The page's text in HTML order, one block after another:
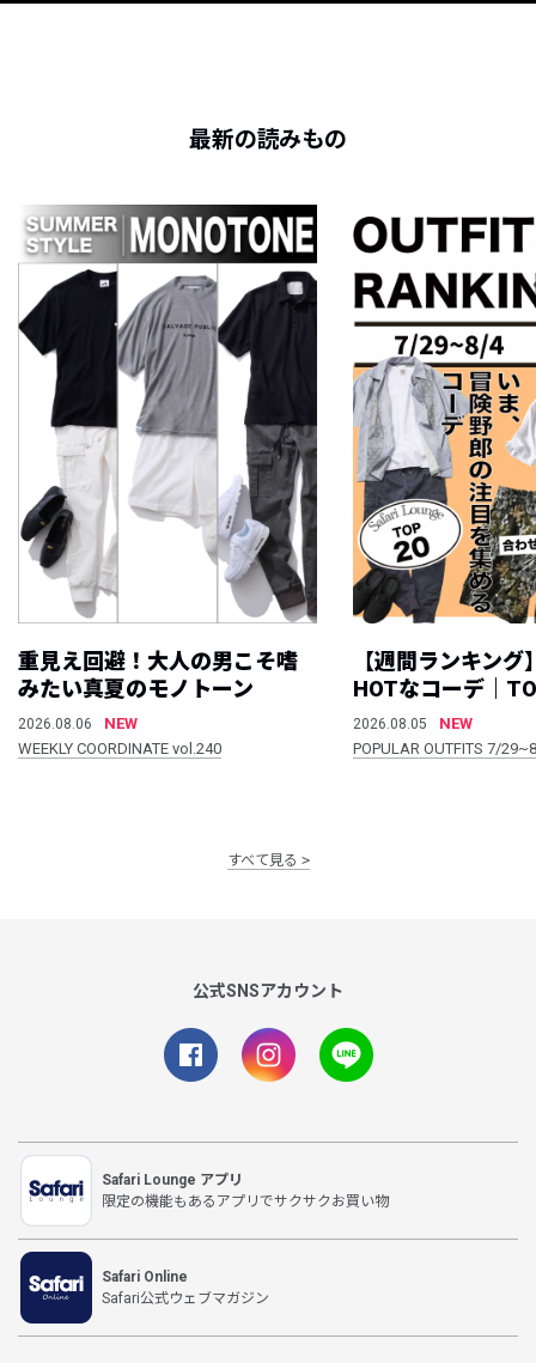
最新の読みもの
重見え回避！大人の男こそ嗜
みたい真夏のモノトーン
2026.08.06
NEW
WEEKLY COORDINATE vol.240
【週間ランキング
HOTなコーデ｜
2026.08.05
NEW
POPULAR OUTFITS 7/
すべて見る
公式SNSアカウント
Safari Lounge アプリ
限定の機能もあるアプリでサクサクお買い物
Safari Online
Safari公式ウェブマガジン